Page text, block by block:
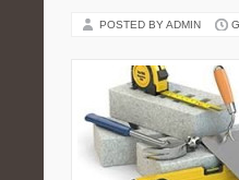
POSTED BY ADMIN